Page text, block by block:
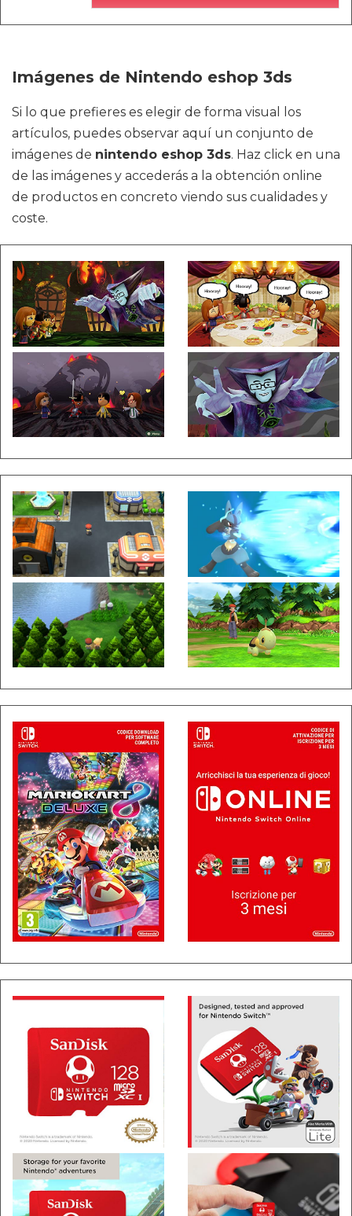
Imágenes de Nintendo eshop 3ds
Si lo que prefieres es elegir de forma visual los
artículos, puedes observar aquí un conjunto de
imágenes de nintendo eshop 3ds. Haz click en una
de las imágenes y accederás a la obtención online
de productos en concreto viendo sus cualidades y
coste.